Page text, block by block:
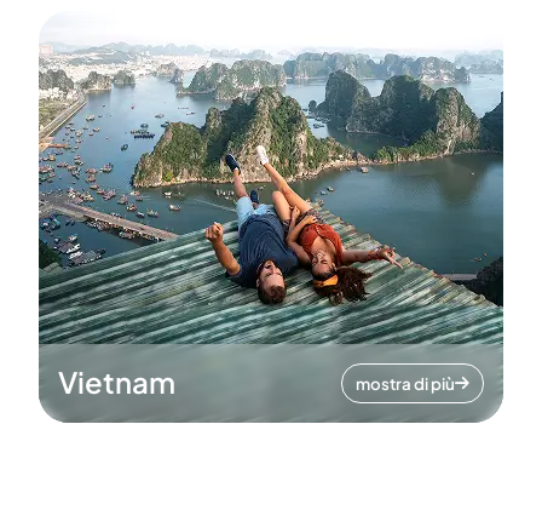
Vietnam mostra di più